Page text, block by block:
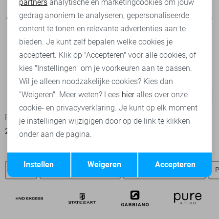
-50%
Petrol Industries Polo
20,00 39,99
Petrol Industries Polo
Jeans Petrol Industries jeans Petrol Industries truien
Marketing cookies
Terug Opslaan
partners analytische en marketingcookies om jouw
gedrag anoniem te analyseren, gepersonaliseerde
content te tonen en relevante advertenties aan te
bieden. Je kunt zelf bepalen welke cookies je
accepteert. Klik op "Accepteren" voor alle cookies, of
kies "Instellingen" om je voorkeuren aan te passen.
Wil je alleen noodzakelijke cookies? Kies dan
"Weigeren". Meer weten? Lees hieralles over onze
cookie- en privacyverklaring. Je kunt op elk moment
je instellingen wijzigigen door op de link te klikken
onder aan de pagina.
Accepteren
Weigeren
Instellen